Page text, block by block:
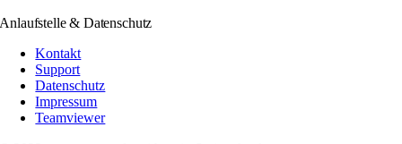
Anlaufstelle & Datenschutz
Kontakt
Support
Datenschutz
Impressum
Teamviewer